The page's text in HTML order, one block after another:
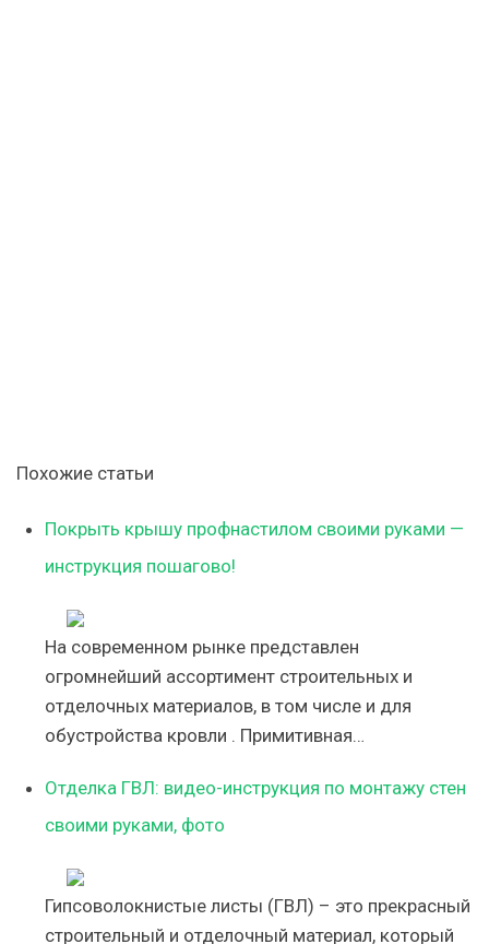
Похожие статьи
Покрыть крышу профнастилом своими руками —
инструкция пошагово!
На современном рынке представлен
огромнейший ассортимент строительных и
отделочных материалов, в том числе и для
обустройства кровли . Примитивная…
Отделка ГВЛ: видео-инструкция по монтажу стен
своими руками, фото
Гипсоволокнистые листы (ГВЛ) – это прекрасный
строительный и отделочный материал, который